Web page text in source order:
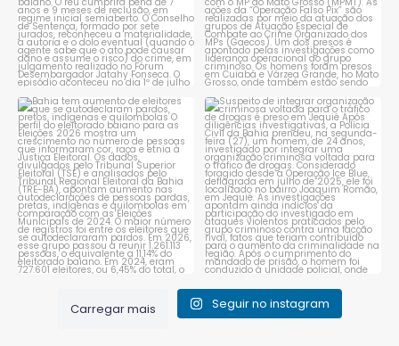
Bahia tem aumento de eleitores
que se autodeclaram...
1 0
Suspeito de integrar
organização criminosa
voltada...
1 0
Carregar mais Seguir no instagram